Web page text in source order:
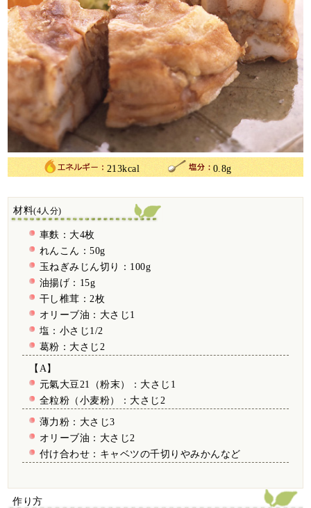
213kcal 0.8g
材料(4人分)
車麩：大4枚
れんこん：50g
玉ねぎみじん切り：100g
油揚げ：15g
干し椎茸：2枚
オリーブ油：大さじ1
塩：小さじ1/2
葛粉：大さじ2
【A】
元氣大豆21（粉末）：大さじ1
全粒粉（小麦粉）：大さじ2
薄力粉：大さじ3
オリーブ油：大さじ2
付け合わせ：キャベツの千切りやみかんなど
作り方